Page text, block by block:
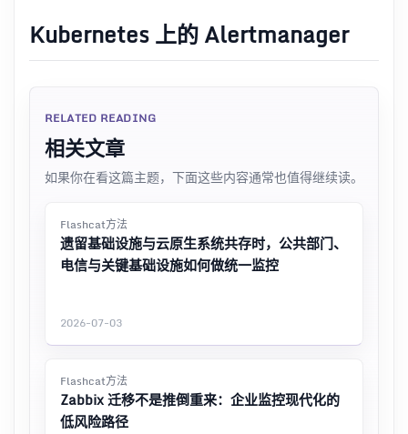
Kubernetes 上的 Alertmanager
RELATED READING
相关文章
如果你在看这篇主题，下面这些内容通常也值得继续读。
Flashcat方法
遗留基础设施与云原生系统共存时，公共部门、
电信与关键基础设施如何做统一监控
2026-07-03
Flashcat方法
Zabbix 迁移不是推倒重来：企业监控现代化的
低风险路径